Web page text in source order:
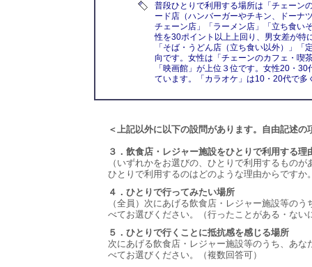
普段ひとりで利用する場所は「チェーン
ード店（ハンバーガーやチキン、ドーナ
チェーン店」「ラーメン店」「立ち食い
性を30ポイント以上上回り、男女差が特
「そば・うどん店（立ち食い以外）」
向です。女性は「チェーンのカフェ・喫
「映画館」が上位３位です。女性20・
ています。「カラオケ」は10・20代で多
＜上記以外に以下の設問があります。自由記述の
３．飲食店・レジャー施設をひとりで利用する理
（いずれかをお選びの、ひとりで利用するもの
ひとりで利用するのはどのような理由からですか
４．ひとりで行ってみたい場所
（全員）次にあげる飲食店・レジャー施設等の
べてお選びください。（行ったことがある・ない
５．ひとりで行くことに抵抗感を感じる場所
次にあげる飲食店・レジャー施設等のうち、あ
べてお選びください。（複数回答可）